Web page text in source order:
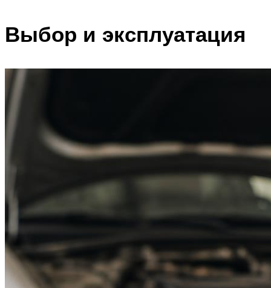
Выбор и эксплуатация